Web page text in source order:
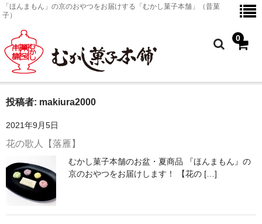
「ほんまもん」の京のおやつをお届けする「むかし菓子本舗」（昔菓
子）
0
ホーム
京のおやつ
京のおやつ
投稿者: makiura2000
2021年9月5日
花の歌人【落雁】
むかし菓子本舗のお盆・夏商品 『ほんまもん』の
京のおやつをお届けします！ 【花の […]